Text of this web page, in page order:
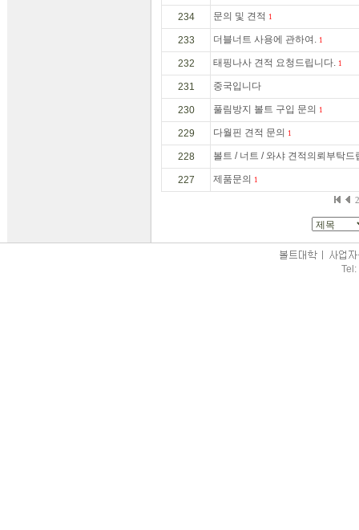
234 문의 및 견적 1
233 더블너트 사용에 관하여. 1
232 태핑나사 견적 요청드립니다. 1
231 중국입니다
230 풀림방지 볼트 구입 문의 1
229 다월핀 견적 문의 1
228 볼트 / 너트 / 와샤 견적의뢰부탁
227 제품문의 1